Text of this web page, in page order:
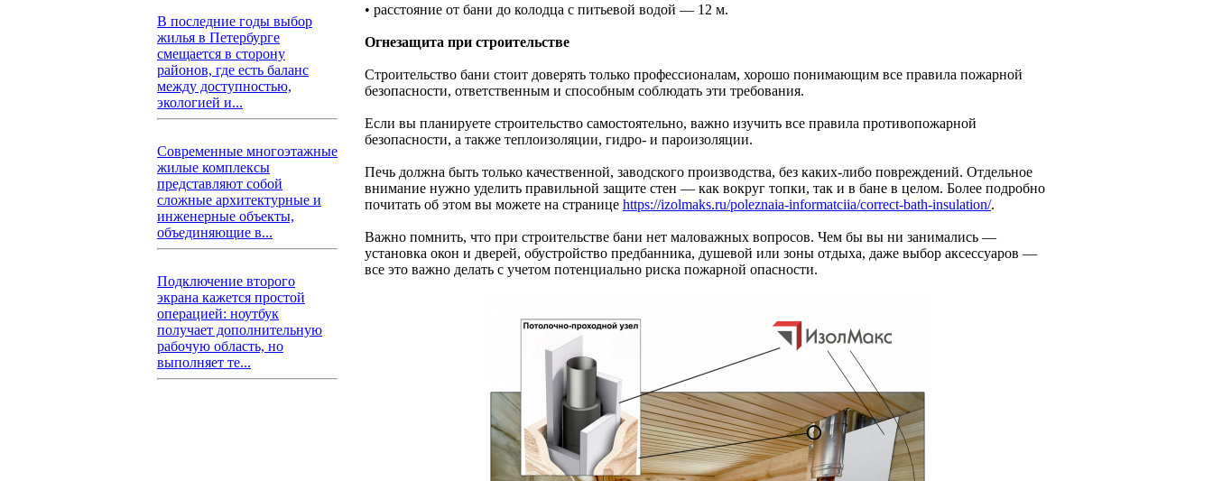
В последние годы выбор
жилья в Петербурге
смещается в сторону
районов, где есть баланс
между доступностью,
экологией и...
Современные многоэтажные
жилые комплексы
представляют собой
сложные архитектурные и
инженерные объекты,
объединяющие в...
Подключение второго
экрана кажется простой
операцией: ноутбук
получает дополнительную
рабочую область, но
выполняет те...
• расстояние от бани до колодца с питьевой водой — 12 м.
Огнезащита при строительстве
Строительство бани стоит доверять только профессионалам, хорошо понимающим все правила пожарной
безопасности, ответственным и способным соблюдать эти требования.
Если вы планируете строительство самостоятельно, важно изучить все правила противопожарной
безопасности, а также теплоизоляции, гидро- и пароизоляции.
Печь должна быть только качественной, заводского производства, без каких-либо повреждений. Отдельное
внимание нужно уделить правильной защите стен — как вокруг топки, так и в бане в целом. Более подробно
почитать об этом вы можете на странице https://izolmaks.ru/poleznaia-informatciia/correct-bath-insulation/.
Важно помнить, что при строительстве бани нет маловажных вопросов. Чем бы вы ни занимались —
установка окон и дверей, обустройство предбанника, душевой или зоны отдыха, даже выбор аксессуаров —
все это важно делать с учетом потенциально риска пожарной опасности.